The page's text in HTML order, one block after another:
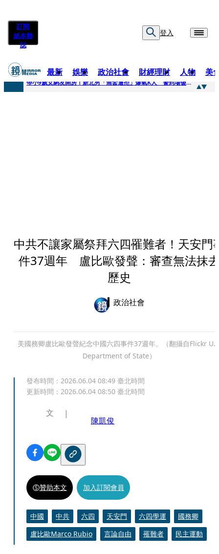
訂閱
紙本雜
誌
登入
最新 娛樂 政治社會 財經理財 人物 美
快訊
帶小9歲女網友開房！新北男「無套遭拒」爆氣K人 警到場傻眼搜到手銬、改造槍
中共不讓家屬祭拜六四罹難者！天安門
件37週年 盧比歐發聲：審查無法抹
歷史
政治社會
美國務卿盧比歐發聲紀念中國六四事件37週年。（翻攝自Flickr
Department of State）
發布時間： 2026.06.04 08:49 臺北時間
更新時間： 2026.06.04 08:50 臺北時間
文
陳凱俊
贊助本文 加入訂閱會員
中國 中共 六四 天安門 六四學運
國務卿
盧比歐Marco Rubio
言論自由 罹難者 民主運動